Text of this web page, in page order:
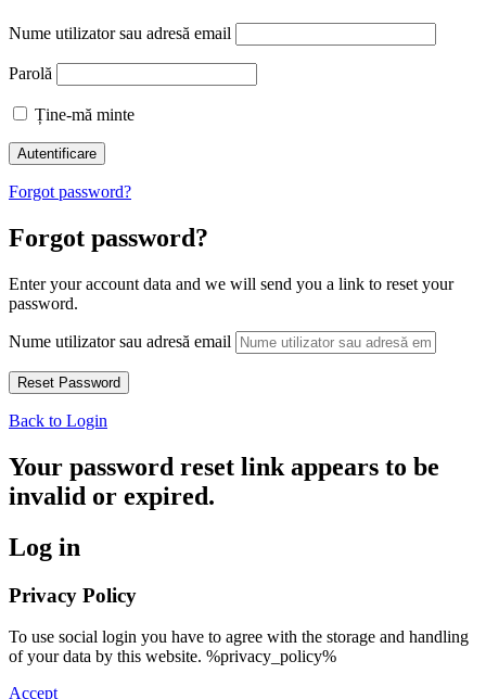
Nume utilizator sau adresă email
Parolă
Ține-mă minte
Forgot password?
Forgot password?
Enter your account data and we will send you a link to reset your
password.
Nume utilizator sau adresă email
Back to Login
Your password reset link appears to be
invalid or expired.
Log in
Privacy Policy
To use social login you have to agree with the storage and handling
of your data by this website. %privacy_policy%
Accept